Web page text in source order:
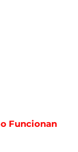
Funcionan